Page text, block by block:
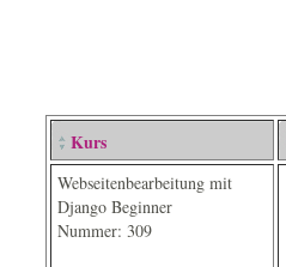
Kurs
Webseitenbearbeitung mit
Django Beginner
Nummer: 309